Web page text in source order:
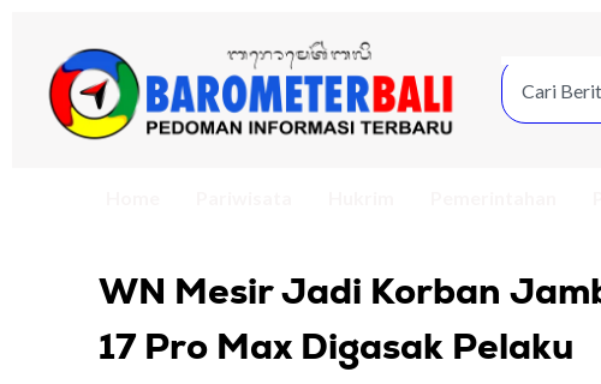
WN Mesir Jadi Korban
17 Pro Max Digasak Pelaku